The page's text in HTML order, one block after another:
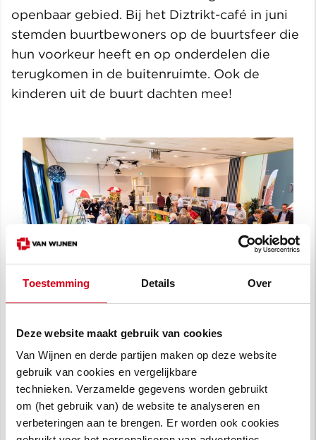
Toestemming Details Over
Deze website maakt gebruik van cookies
Van Wijnen en derde partijen maken op deze website
gebruik van cookies en vergelijkbare
technieken. Verzamelde gegevens worden gebruikt
om (het gebruik van) de website te analyseren en
verbeteringen aan te brengen. Er worden ook cookies
openbaar gebied. Bij het Diztrikt-café in juni
stemden buurtbewoners op de buurtsfeer die
hun voorkeur heeft en op onderdelen die
terugkomen in de buitenruimte. Ook de
kinderen uit de buurt dachten mee!